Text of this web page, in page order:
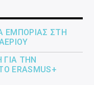
ΕΜΠΟΡΊΑΣ ΣΤΗ
ΓΙΑ ΤΗΝ
ERASMUS+